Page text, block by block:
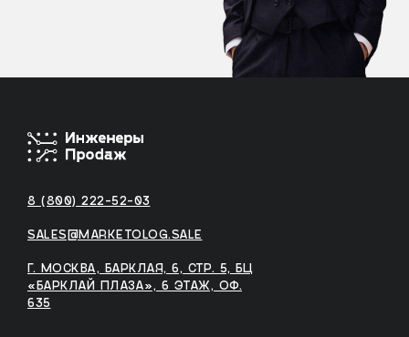
SALES@MARKETOLOG.SALE
8 (800) 222-52-03
Г. МОСКВА, БАРКЛАЯ, 6, СТР. 5, БЦ
«БАРКЛАЙ ПЛАЗА», 6 ЭТАЖ, ОФ.
635